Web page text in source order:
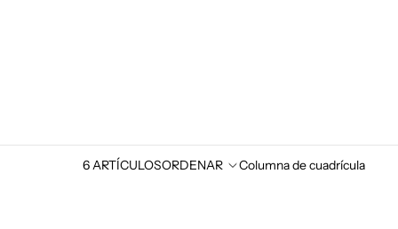
6 ARTÍCULOSORDENAR Columna de cuadrícula